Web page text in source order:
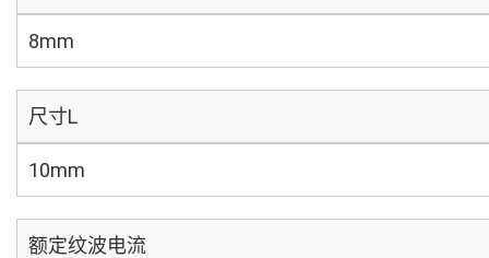
8mm
尺寸L
10mm
额定纹波电流